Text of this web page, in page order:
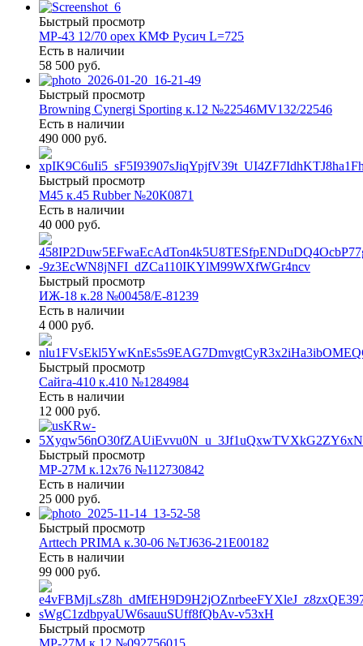
Быстрый просмотр
МР-43 12/70 орех КМФ Русич L=725
Есть в наличии
58 500 руб.
Быстрый просмотр
Browning Cynergi Sporting к.12 №22546MV132/22546
Есть в наличии
490 000 руб.
Быстрый просмотр
М45 к.45 Rubber №20К0871
Есть в наличии
40 000 руб.
Быстрый просмотр
ИЖ-18 к.28 №00458/Е-81239
Есть в наличии
4 000 руб.
Быстрый просмотр
Сайга-410 к.410 №1284984
Есть в наличии
12 000 руб.
Быстрый просмотр
МР-27М к.12х76 №112730842
Есть в наличии
25 000 руб.
Быстрый просмотр
Arttech PRIMA к.30-06 №TJ636-21E00182
Есть в наличии
99 000 руб.
Быстрый просмотр
МР-27М к.12 №092756015